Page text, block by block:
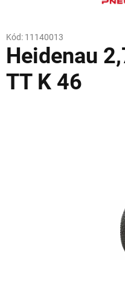
Heidenau
TT K 46
Kód: 11140013